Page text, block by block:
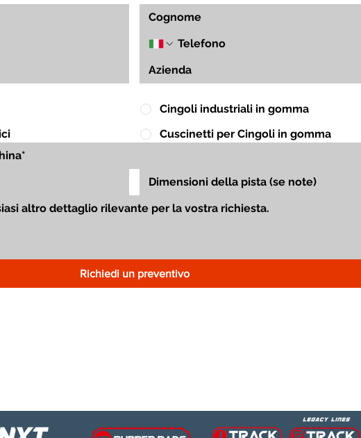
Cingoli industriali in gomma
Cuscinetti per Cingoli in gomma
Richiedi un preventivo